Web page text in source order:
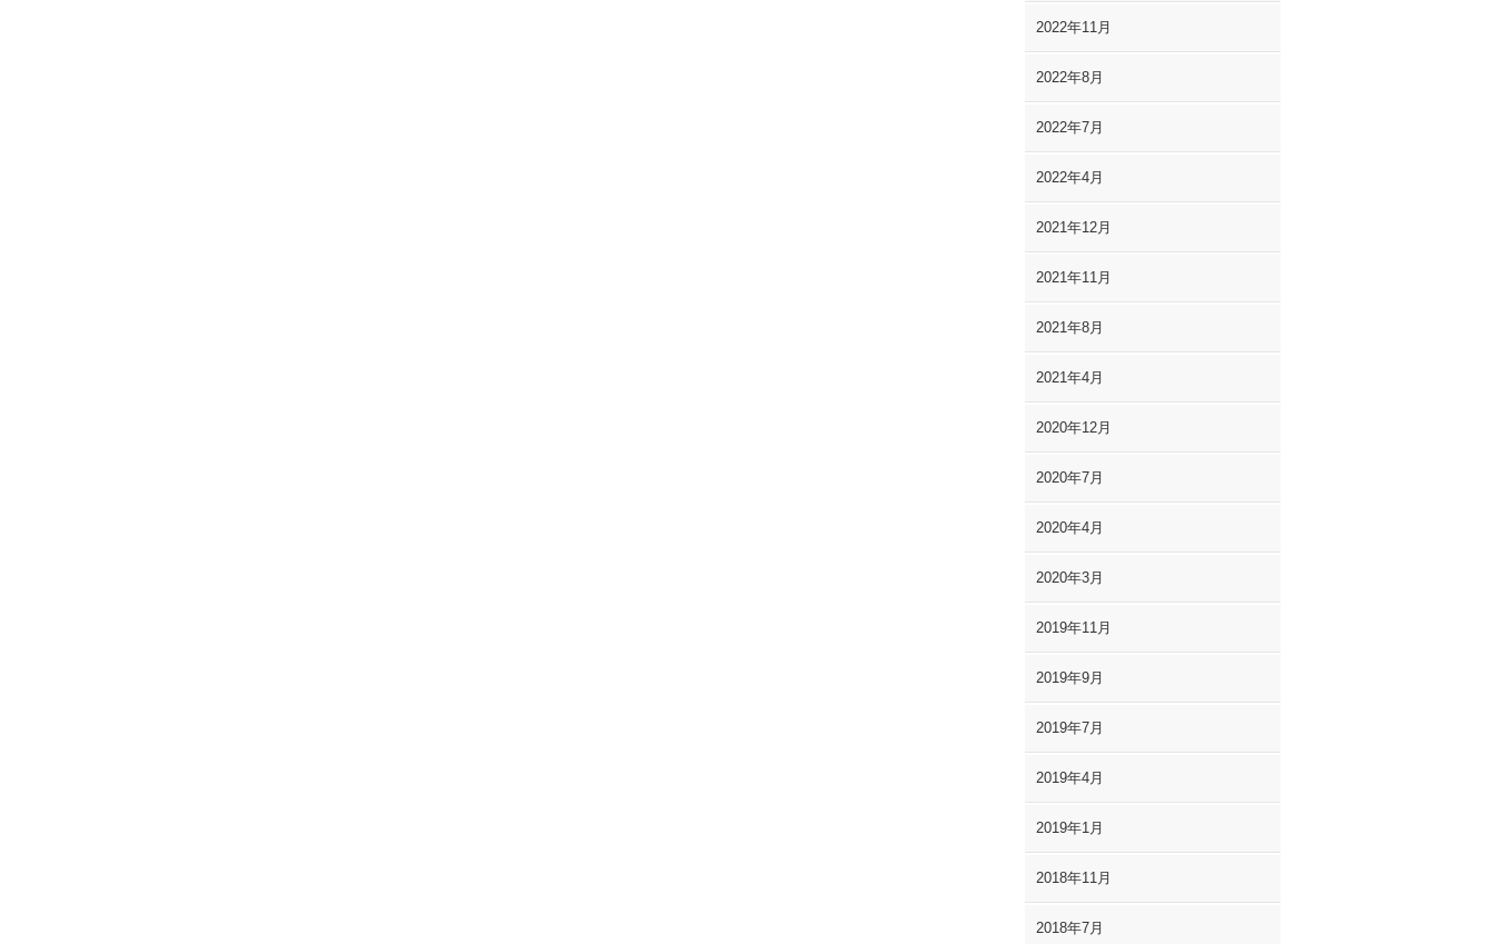
2022年11月
2022年8月
2022年7月
2022年4月
2021年12月
2021年11月
2021年8月
2021年4月
2020年12月
2020年7月
2020年4月
2020年3月
2019年11月
2019年9月
2019年7月
2019年4月
2019年1月
2018年11月
2018年7月